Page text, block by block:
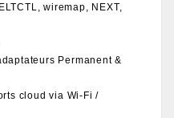
wiremap, NEXT,
Permanent &
cloud via Wi-Fi /